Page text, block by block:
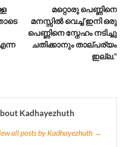
മറ്റൊരു പെണ്ണിനെ
മനസ്സിൽ വെച്ച് ഇനി ഒരു
പെണ്ണിനെ സ്നേഹം നടിച്ചു
ചതിക്കാനും താല്പര്യം
ഇല്ല.”
Kadhayezhuth
all posts by Kadhayezhuth →